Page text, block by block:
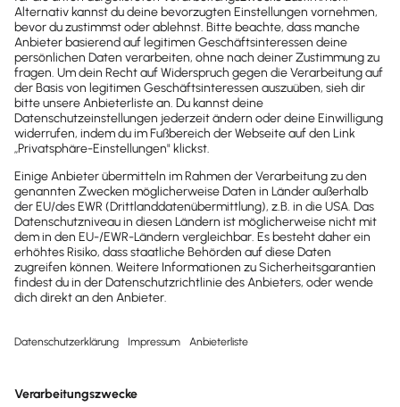
scurio
Der Sales-Layer für Lexware Office: CRM, Follow-
ups und mehr Abschlüsse.